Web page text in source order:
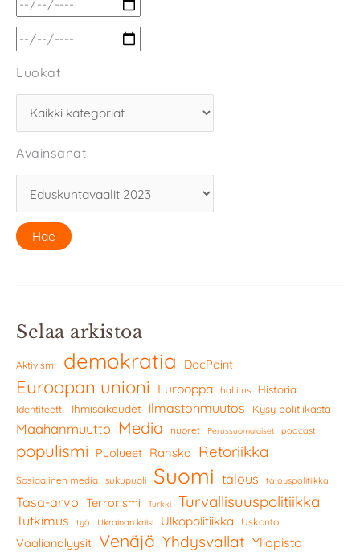
Luokat
Avainsanat
Selaa arkistoa
Aktivismi demokratia DocPoint
Euroopan unioni Eurooppa hallitus Historia
Identiteetti Ihmisoikeudet ilmastonmuutos Kysy politiikasta
Maahanmuutto Media nuoret Perussuomalaiset podcast
populismi Puolueet Ranska Retoriikka
Sosiaalinen media sukupuoli Suomi talous talouspolitiikka
Tasa-arvo Terrorismi Turkki Turvallisuuspolitiikka
Tutkimus työ Ukrainan kriisi Ulkopolitiikka Uskonto
Vaalianalyysit Venäjä Yhdysvallat Yliopisto